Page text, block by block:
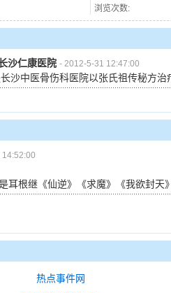
浏览次数:
沙仁康医院 - 2012-5-31 12:47:00
沙中医骨伤科医院以张氏祖传秘方
14:52:00
耳根继《仙逆》《求魔》《我欲封
热点事件网